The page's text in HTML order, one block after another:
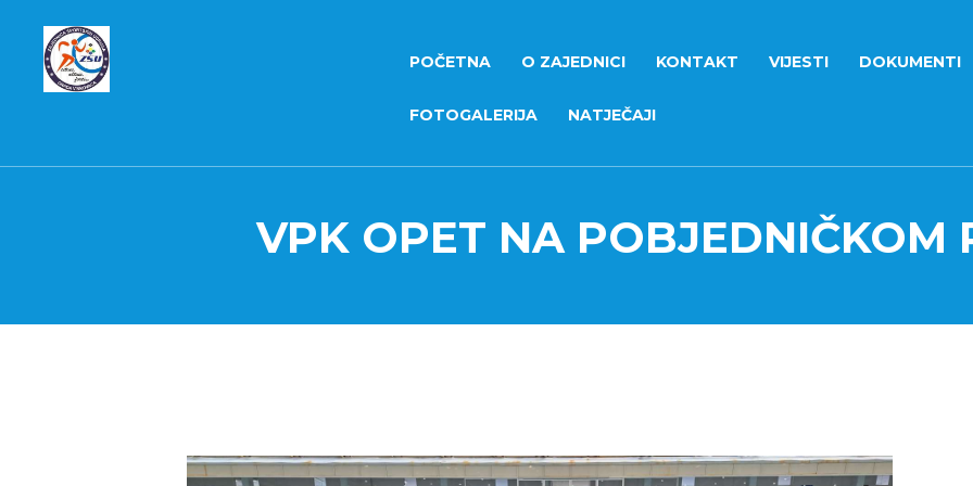
POČETNA O ZAJEDNICI KONTAKT VIJESTI DOKUMENTI
FOTOGALERIJA NATJEČAJI
VPK OPET NA POBJEDNIČKOM